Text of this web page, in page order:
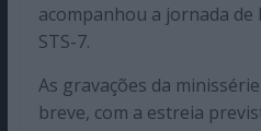
acompanhou a jornada de
STS-7.
As gravações da
breve, com a estreia